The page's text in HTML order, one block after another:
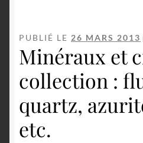
PUBLIÉ LE 26 MARS 2013
Minéraux et
collection :
quartz,
etc.